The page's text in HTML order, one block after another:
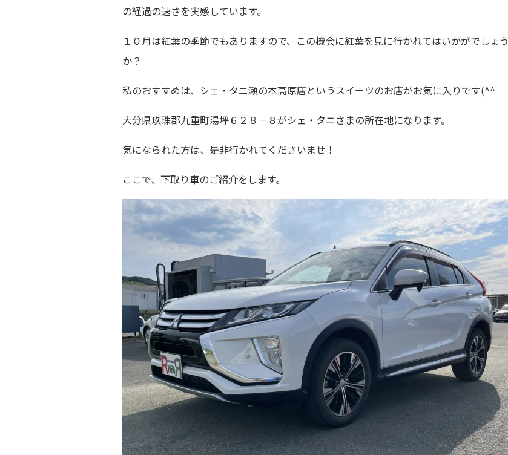
の経過の速さを実感しています。
１０月は紅葉の季節でもありますので、この機会に紅葉を見に行かれてはいかがでしょう
か？
私のおすすめは、シェ・タニ瀬の本高原店というスイーツのお店がお気に入りです(^^
大分県玖珠郡九重町湯坪６２８－８がシェ・タニさまの所在地になります。
気になられた方は、是非行かれてくださいませ！
ここで、下取り車のご紹介をします。